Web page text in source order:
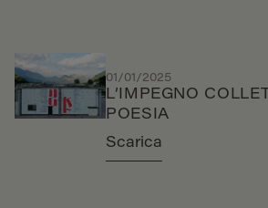
01/01/2025
L’IMPEGNO
POESIA
Scarica